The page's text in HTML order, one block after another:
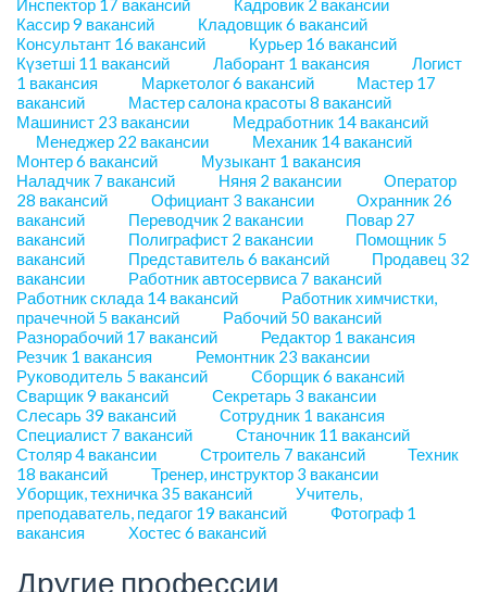
Инспектор 17 вакансий Кадровик 2 вакансии
Кассир9 вакансий Кладовщик6 вакансий
Консультант 16 вакансий Курьер 16 вакансий
Күзетші 11 вакансий Лаборант 1 вакансия
Логист
1 вакансия
Маркетолог6 вакансий Мастер 17
вакансий
Мастер салона красоты 8 вакансий
Машинист 23 вакансии Медработник 14 вакансий
Менеджер 22 вакансии Механик 14 вакансий
Монтер6 вакансий Музыкант 1 вакансия
Наладчик 7 вакансий Няня 2 вакансии
Оператор
28 вакансий
Официант 3 вакансии Охранник 26
вакансий
Переводчик 2 вакансии Повар 27
вакансий
Полиграфист 2 вакансии Помощник 5
вакансий
Представитель6 вакансий Продавец 32
вакансии
Работник автосервиса 7 вакансий
Работник склада 14 вакансий
Работник химчистки,
прачечной 5 вакансий Рабочий 50 вакансий
Разнорабочий 17 вакансий Редактор 1 вакансия
Резчик 1 вакансия Ремонтник 23 вакансии
Руководитель 5 вакансий Сборщик6 вакансий
Сварщик9 вакансий Секретарь 3 вакансии
Слесарь 39 вакансий Сотрудник 1 вакансия
Специалист 7 вакансий Станочник 11 вакансий
Столяр4 вакансии Строитель 7 вакансий
Техник
18 вакансий
Тренер, инструктор 3 вакансии
Уборщик, техничка 35 вакансий
Учитель,
преподаватель, педагог 19 вакансий Фотограф 1
вакансия
Хостес 6 вакансий
Другие профессии